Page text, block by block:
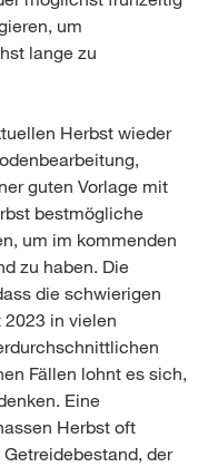
um
lange zu
Herbst wieder
guten Vorlage mit
bestmögliche
um im kommenden
zu haben. Die
die schwierigen
in vielen
Fällen lohnt es sich,
Eine
Herbst oft
der